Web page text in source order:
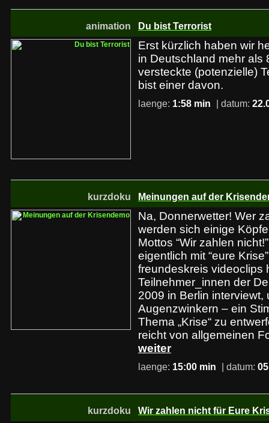
animation Du bist Terrorist
Erst kürzlich haben wir
in Deutschland mehr als
versteckte (potenzielle)
bist einer davon.
laenge: 1:58 min | datum:
kurzdoku Meinungen auf der
Na, Donnerwetter! Wer
werden sich einige
Mottos “Wir zahlen
eigentlich mit “eure
freundeskreis videoclips
Teilnehmer_innen der
2009 in Berlin
Augenzwinkern – ein
Thema „Krise“ zu
reicht von allgemeinen
weiter
laenge: 15:00 min | datum:
kurzdoku Wir zahlen nicht für Eure